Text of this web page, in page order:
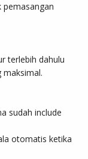
terlebih dahulu
maksimal.
sudah include
otomatis ketika